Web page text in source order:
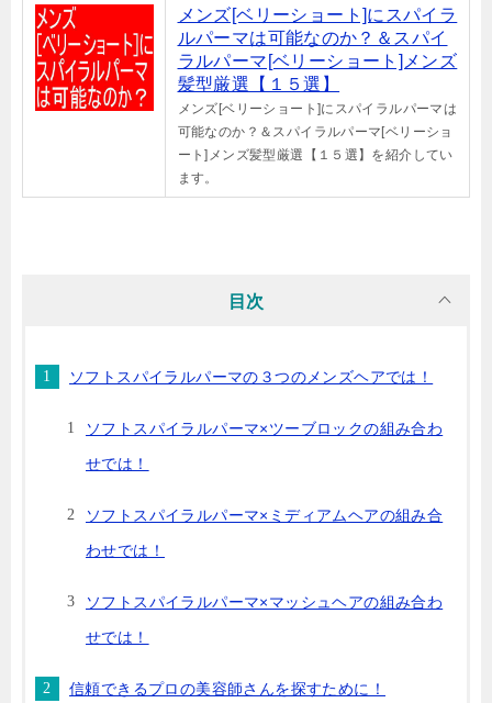
メンズ[ベリーショート]にスパイラ
ルパーマは可能なのか？＆スパイ
ラルパーマ[ベリーショート]メンズ
髪型厳選【１５選】
メンズ[ベリーショート]にスパイラルパーマは
可能なのか？＆スパイラルパーマ[ベリーショ
ート]メンズ髪型厳選【１５選】を紹介してい
ます。
目次
ソフトスパイラルパーマの３つのメンズヘアでは！
ソフトスパイラルパーマ×ツーブロックの組み合わ
せでは！
ソフトスパイラルパーマ×ミディアムヘアの組み合
わせでは！
ソフトスパイラルパーマ×マッシュヘアの組み合わ
せでは！
信頼できるプロの美容師さんを探すために！